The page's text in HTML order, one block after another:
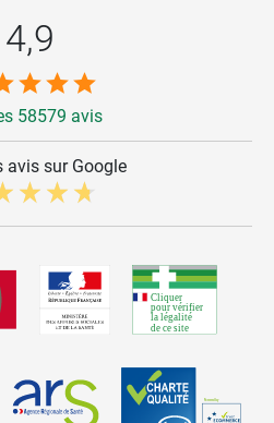
4,9
58579 avis
avis sur Google